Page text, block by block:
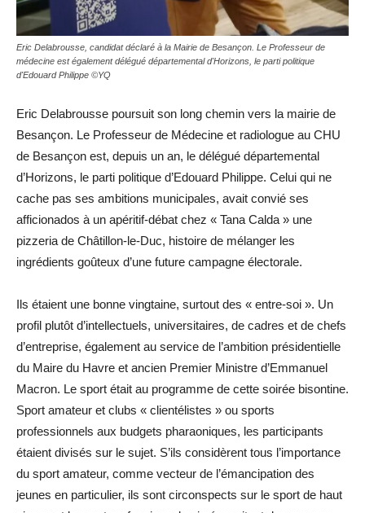
Eric Delabrousse, candidat déclaré à la Mairie de Besançon. Le Professeur de
médecine est également délégué départemental d'Horizons, le parti politique
d'Edouard Philippe ©YQ
Eric Delabrousse poursuit son long chemin vers la mairie de
Besançon. Le Professeur de Médecine et radiologue au CHU
de Besançon est, depuis un an, le délégué départemental
d’Horizons, le parti politique d’Edouard Philippe. Celui qui ne
cache pas ses ambitions municipales, avait convié ses
afficionados à un apéritif-débat chez « Tana Calda » une
pizzeria de Châtillon-le-Duc, histoire de mélanger les
ingrédients goûteux d’une future campagne électorale.
Ils étaient une bonne vingtaine, surtout des « entre-soi ». Un
profil plutôt d’intellectuels, universitaires, de cadres et de chefs
d’entreprise, également au service de l’ambition présidentielle
du Maire du Havre et ancien Premier Ministre d’Emmanuel
Macron. Le sport était au programme de cette soirée bisontine.
Sport amateur et clubs « clientélistes » ou sports
professionnels aux budgets pharaoniques, les participants
étaient divisés sur le sujet. S’ils considèrent tous l’importance
du sport amateur, comme vecteur de l’émancipation des
jeunes en particulier, ils sont circonspects sur le sport de haut